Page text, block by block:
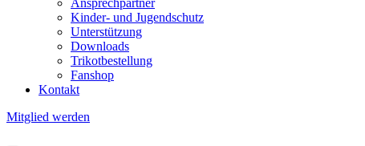
Kinder- und Jugendschutz
Unterstützung
Downloads
Trikotbestellung
Fanshop
Kontakt
Mitglied werden